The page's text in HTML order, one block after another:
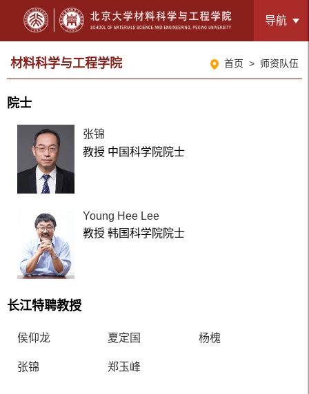
导航
材料科学与工程学院 首页 > 师资队伍
院士
张锦
教授 中国科学院院士
Young Hee Lee
教授 韩国科学院院士
长江特聘教授
侯仰龙 夏定国 杨槐
张锦 郑玉峰